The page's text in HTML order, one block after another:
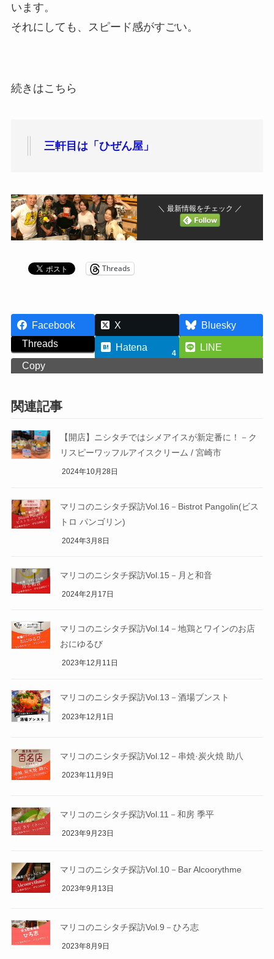
います。
それにしても、スピード感がすごい。
続きはこちら
三軒目は「ひぜん屋」
＼ 最新情報をチェック ／
Threads
Facebook X
Bluesky
Threads
Hatena
4
LINE
Copy
関連記事
【開店】ニシタチではシメアイスが新定番に！－ク
リスピーワッフルアイスクリーム / 宮崎市
2024年10月28日
マリコのニシタチ探訪Vol.16－Bistrot Pangolin(ビス
トロ パンゴリン)
2024年3月8日
マリコのニシタチ探訪Vol.15－月と和音
2024年2月17日
マリコのニシタチ探訪Vol.14－地鶏とワインのお店
おにゆるび
2023年12月11日
マリコのニシタチ探訪Vol.13－酒場ブンスト
2023年12月1日
マリコのニシタチ探訪Vol.12－串焼·炭火焼 助八
2023年11月9日
マリコのニシタチ探訪Vol.11－和房 季平
2023年9月23日
マリコのニシタチ探訪Vol.10－Bar Alcoorythme
2023年9月13日
マリコのニシタチ探訪Vol.9－ひろ志
2023年8月9日